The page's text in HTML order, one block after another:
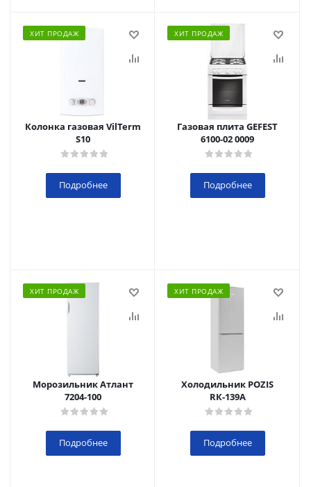
ХИТ ПРОДАЖ
Колонка газовая VilTerm
S10
Подробнее
ХИТ ПРОДАЖ
Газовая плита GEFEST
6100-02 0009
Подробнее
ХИТ ПРОДАЖ
Морозильник Атлант
7204-100
Подробнее
ХИТ ПРОДАЖ
Холодильник POZIS
RК-139А
Подробнее